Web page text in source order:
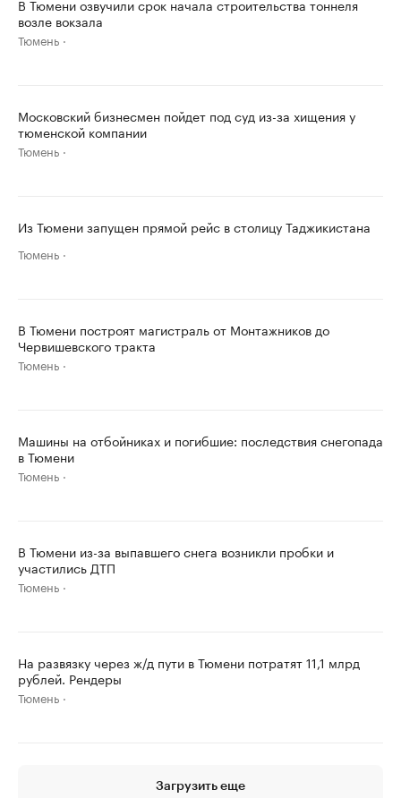
В Тюмени озвучили срок начала строительства тоннеля
возле вокзала
Тюмень
Московский бизнесмен пойдет под суд из-за хищения у
тюменской компании
Тюмень
Из Тюмени запущен прямой рейс в столицу Таджикистана
Тюмень
В Тюмени построят магистраль от Монтажников до
Червишевского тракта
Тюмень
Машины на отбойниках и погибшие: последствия снегопада
в Тюмени
Тюмень
В Тюмени из-за выпавшего снега возникли пробки и
участились ДТП
Тюмень
На развязку через ж/д пути в Тюмени потратят 11,1 млрд
рублей. Рендеры
Тюмень
Загрузить еще